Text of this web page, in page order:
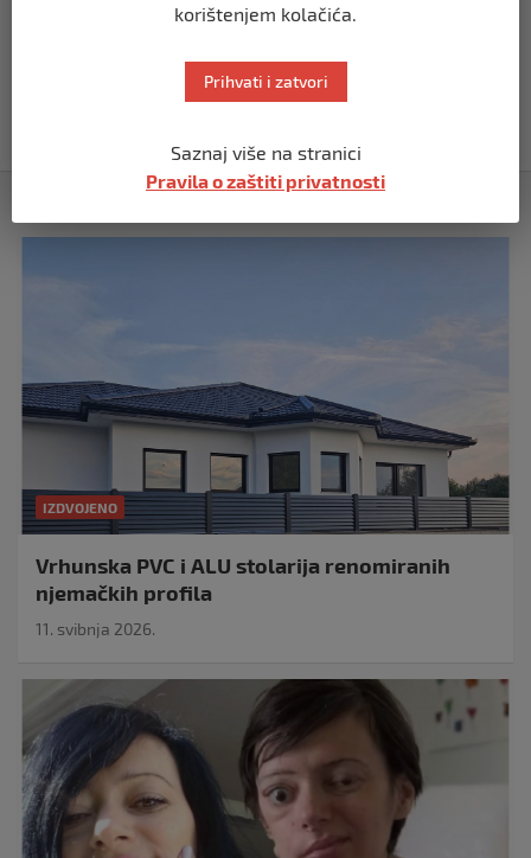
ozbiljna nakon izraelskog napada na
IZDVOJENO
Vrhunska PVC i ALU stolarija renomiranih
njemačkih profila
11. svibnja 2026.
korištenjem kolačića.
Prihvati i zatvori
Saznaj više na stranici
Pravila o zaštiti privatnosti